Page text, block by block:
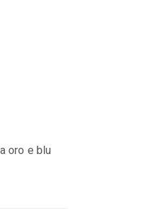
oro e blu